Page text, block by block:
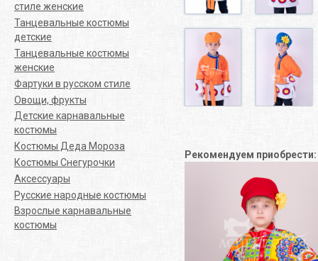
стиле женские
Танцевальные костюмы
детские
Танцевальные костюмы
женские
Фартуки в русском стиле
Овощи, фрукты
Детские карнавальные
костюмы
Костюмы Деда Мороза
Костюмы Снегурочки
Аксессуары
Русские народные костюмы
Взрослые карнавальные
костюмы
Рекомендуем приобрести: